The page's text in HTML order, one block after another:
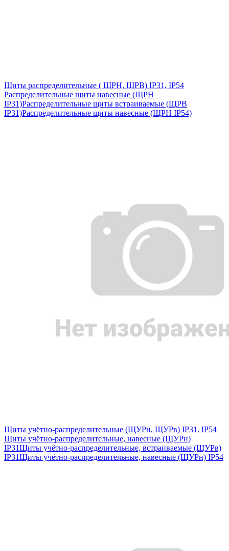
Щиты распределительные ( ЩРН, ЩРВ) IP31, IP54
Распределительные щиты навесные (ЩРН
IP31)Распределительные щиты встраиваемые (ЩРВ
IP31)Распределительные щиты навесные (ЩРН IP54)
Щиты учётно-распределительные (ЩУРн, ЩУРв) IP31. IP54
Щиты учётно-распределительные, навесные (ЩУРн)
IP31Щиты учётно-распределительные, встраиваемые (ЩУРв)
IP31Щиты учётно-распределительные, навесные (ЩУРн) IP54